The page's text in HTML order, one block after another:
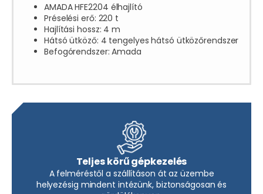
AMADA HFE2204 élhajlító
Préselési erő: 220 t
Hajlítási hossz: 4 m
Hátsó ütköző: 4 tengelyes hátsó ütközőrendszer
Befogórendszer: Amada
Teljes körű gépkezelés
A felméréstől a szállításon át az üzembe
helyezésig mindent intézünk, biztonságosan és